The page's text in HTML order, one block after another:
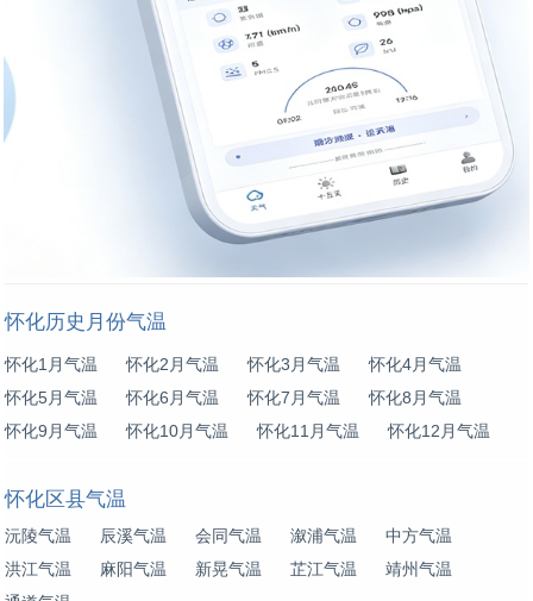
怀化历史月份气温
怀化1月气温 怀化2月气温 怀化3月气温
怀化4月气温
怀化5月气温
怀化6月气温 怀化7月气温
怀化8月气温
怀化9月气温
怀化10月气温 怀化11月气温 怀化12月气温
怀化区县气温
沅陵气温 辰溪气温 会同气温 溆浦气温
中方气温
洪江气温
麻阳气温 新晃气温 芷江气温
靖州气温